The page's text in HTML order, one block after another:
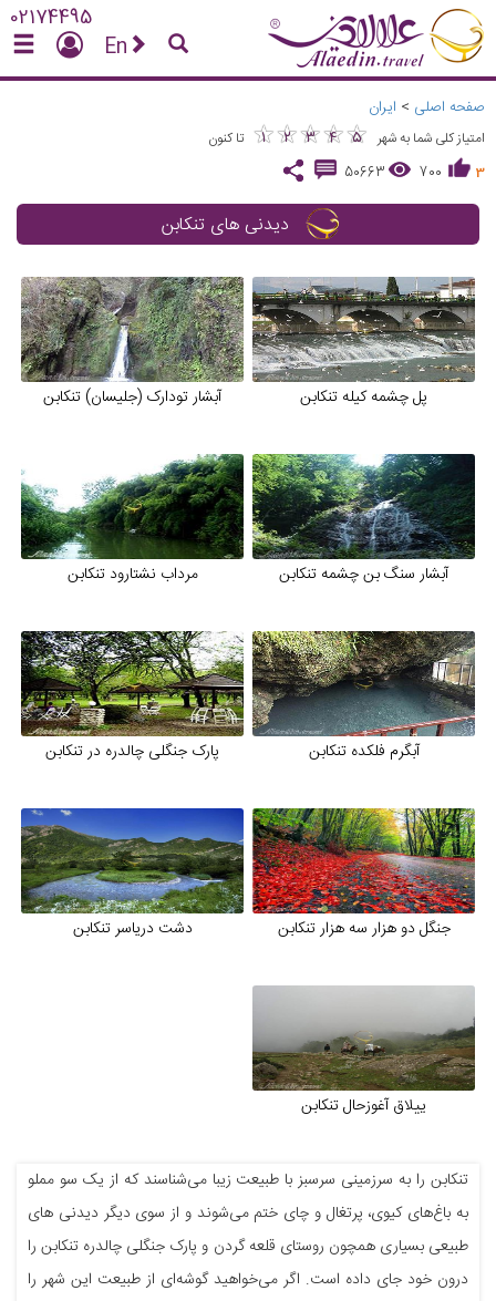
02174495
En
صفحه اصلی > ایران
امتیاز کلی شما به شهر ★
1 ★
2 ★
3 ★
4 ★
5
★★★★★
تا کنون
3
700
50663
دیدنی های تنکابن
پل چشمه کیله تنکابن آبشار تودارک (جلیسان) تنکابن
آبشار سنگ بن چشمه تنکابن مرداب نشتارود تنکابن
آبگرم فلکده تنکابن پارک جنگلی چالدره در تنکابن
جنگل دو هزار سه هزار تنکابن دشت دریاسر تنکابن
ییلاق آغوزحال تنکابن
تنکابن را به سرزمینی سرسبز با طبیعت زیبا می‌شناسند که از یک سو مملو
به باغ‌های کیوی، پرتغال و چای ختم می‌شوند و از سوی دیگر دیدنی های
طبیعی بسیاری همچون روستای قلعه گردن و پارک جنگلی چالدره تنکابن را
درون خود جای داده است. اگر می‌خواهید گوشه‌ای از طبیعت این شهر را